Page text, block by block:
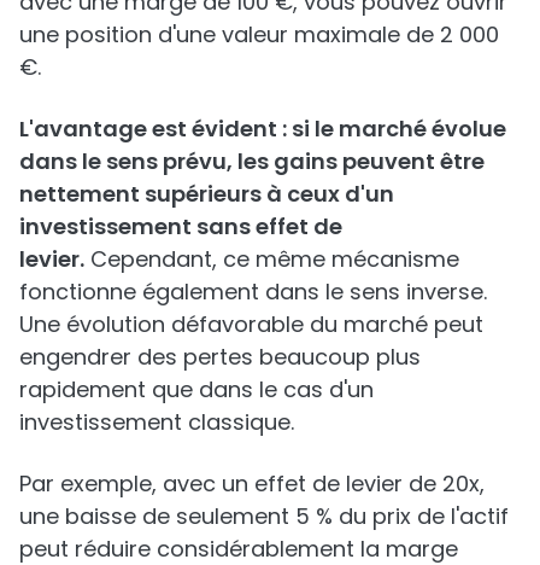
une position d'une valeur maximale de 2 000
€.
L'avantage est évident : si le marché évolue
dans le sens prévu, les gains peuvent être
nettement supérieurs à ceux d'un
investissement sans effet de
levier. Cependant, ce même mécanisme
fonctionne également dans le sens inverse.
Une évolution défavorable du marché peut
engendrer des pertes beaucoup plus
rapidement que dans le cas d'un
investissement classique.
Par exemple, avec un effet de levier de 20x,
une baisse de seulement 5 % du prix de l'actif
peut réduire considérablement la marge